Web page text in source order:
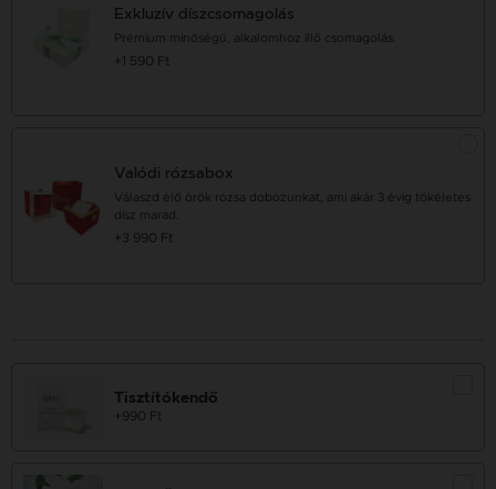
Exkluzív díszcsomagolás
Prémium minőségű, alkalomhoz illő csomagolás.
+1 590 Ft
Valódi rózsabox
Válaszd élő örök rózsa dobozunkat, ami akár 3 évig tökéletes
dísz marad.
+3 990 Ft
Tisztítókendő
+990 Ft